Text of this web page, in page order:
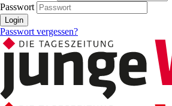
Passwort
Login
Passwort vergessen?